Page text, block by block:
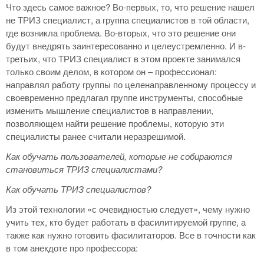
Что здесь самое важное? Во-первых, то, что решение нашел
не ТРИЗ специалист, а группа специалистов в той области,
где возникла проблема. Во-вторых, что это решение они
будут внедрять заинтересованно и целеустремленно. И в-
третьих, что ТРИЗ специалист в этом проекте занимался
только своим делом, в котором он – профессионал:
направлял работу группы по целенаправленному процессу и
своевременно предлагал группе инструменты, способные
изменить мышление специалистов в направлении,
позволяющем найти решение проблемы, которую эти
специалисты ранее считали неразрешимой.
Как обучать пользователей, которые не собираются
становиться ТРИЗ специалистами?
Как обучать ТРИЗ специалистов?
Из этой технологии «с очевидностью следует», чему нужно
учить тех, кто будет работать в фасилитируемой группе, а
также как нужно готовить фасилитаторов. Все в точности как
в том анекдоте про профессора: